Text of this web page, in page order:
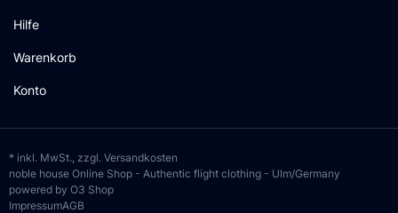
Hilfe
Warenkorb
Konto
* inkl. MwSt., zzgl. Versandkosten
noble house Online Shop - Authentic flight clothing - Ulm/Germany
powered by O3 Shop
ImpressumAGB